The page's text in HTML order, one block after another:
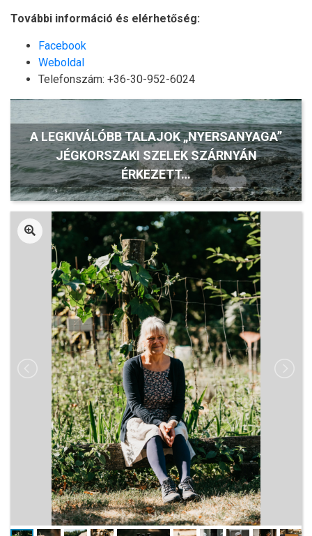
További információ és elérhetőség:
Facebook
Weboldal
Telefonszám: +36-30-952-6024
A LEGKIVÁLÓBB TALAJOK „NYERSANYAGA”
JÉGKORSZAKI SZELEK SZÁRNYÁN
ÉRKEZETT…